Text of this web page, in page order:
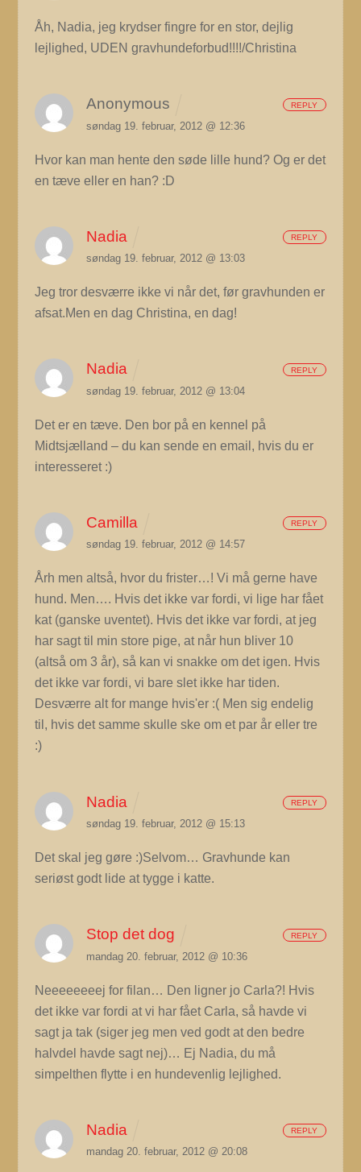
Åh, Nadia, jeg krydser fingre for en stor, dejlig
lejlighed, UDEN gravhundeforbud!!!!/Christina
Anonymous
søndag 19. februar, 2012 @ 12:36
Hvor kan man hente den søde lille hund? Og er det
en tæve eller en han? :D
REPLY
Nadia
søndag 19. februar, 2012 @ 13:03
Jeg tror desværre ikke vi når det, før gravhunden er
afsat.Men en dag Christina, en dag!
REPLY
Nadia
søndag 19. februar, 2012 @ 13:04
Det er en tæve. Den bor på en kennel på
Midtsjælland – du kan sende en email, hvis du er
interesseret :)
REPLY
Camilla
søndag 19. februar, 2012 @ 14:57
Årh men altså, hvor du frister…! Vi må gerne have
hund. Men…. Hvis det ikke var fordi, vi lige har fået
kat (ganske uventet). Hvis det ikke var fordi, at jeg
har sagt til min store pige, at når hun bliver 10
(altså om 3 år), så kan vi snakke om det igen. Hvis
det ikke var fordi, vi bare slet ikke har tiden.
Desværre alt for mange hvis'er :( Men sig endelig
til, hvis det samme skulle ske om et par år eller tre
:)
REPLY
Nadia
søndag 19. februar, 2012 @ 15:13
Det skal jeg gøre :)Selvom… Gravhunde kan
seriøst godt lide at tygge i katte.
REPLY
Stop det dog
mandag 20. februar, 2012 @ 10:36
Neeeeeeeej for filan… Den ligner jo Carla?! Hvis
det ikke var fordi at vi har fået Carla, så havde vi
sagt ja tak (siger jeg men ved godt at den bedre
halvdel havde sagt nej)… Ej Nadia, du må
simpelthen flytte i en hundevenlig lejlighed.
REPLY
Nadia
mandag 20. februar, 2012 @ 20:08
REPLY